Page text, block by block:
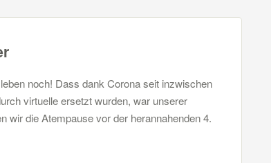
noch! Dass dank Corona seit inzwischen
virtuelle ersetzt wurden, war unserer
wir die Atempause vor der herannahenden 4.